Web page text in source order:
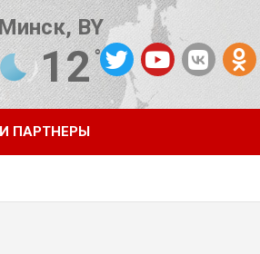
Минск, BY
12°C
от OpenWeatherMap
ПАРТНЕРЫ